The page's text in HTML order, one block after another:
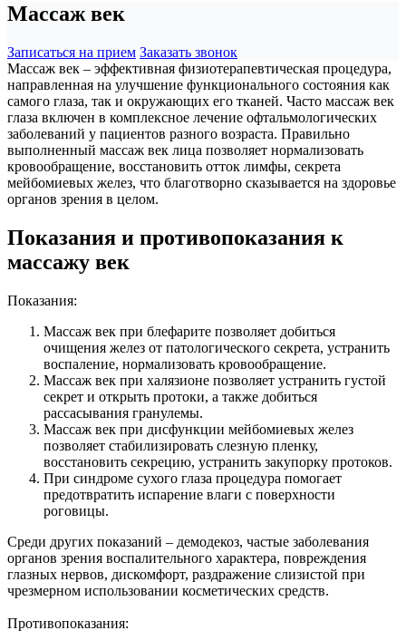
Массаж век
Записаться на прием Заказать звонок
Массаж век – эффективная физиотерапевтическая процедура,
направленная на улучшение функционального состояния как
самого глаза, так и окружающих его тканей. Часто массаж век
глаза включен в комплексное лечение офтальмологических
заболеваний у пациентов разного возраста. Правильно
выполненный массаж век лица позволяет нормализовать
кровообращение, восстановить отток лимфы, секрета
мейбомиевых желез, что благотворно сказывается на здоровье
органов зрения в целом.
Показания и противопоказания к
массажу век
Показания:
Массаж век при блефарите позволяет добиться
очищения желез от патологического секрета, устранить
воспаление, нормализовать кровообращение.
Массаж век при халязионе позволяет устранить густой
секрет и открыть протоки, а также добиться
рассасывания гранулемы.
Массаж век при дисфункции мейбомиевых желез
позволяет стабилизировать слезную пленку,
восстановить секрецию, устранить закупорку протоков.
При синдроме сухого глаза процедура помогает
предотвратить испарение влаги с поверхности
роговицы.
Среди других показаний – демодекоз, частые заболевания
органов зрения воспалительного характера, повреждения
глазных нервов, дискомфорт, раздражение слизистой при
чрезмерном использовании косметических средств.
Противопоказания: